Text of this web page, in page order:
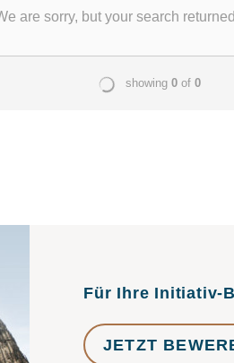
Für Ihre Initiativ-
JETZT